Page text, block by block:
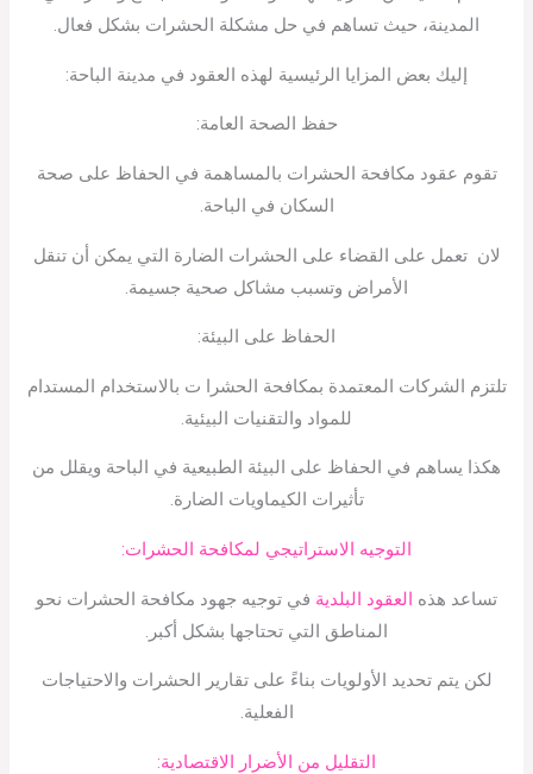
المدينة، حيث تساهم في حل مشكلة الحشرات بشكل فعال.
إليك بعض المزايا الرئيسية لهذه العقود في مدينة الباحة:
حفظ الصحة العامة:
تقوم عقود مكافحة الحشرات بالمساهمة في الحفاظ على صحة
السكان في الباحة.
لان تعمل على القضاء على الحشرات الضارة التي يمكن أن تنقل
الأمراض وتسبب مشاكل صحية جسيمة.
الحفاظ على البيئة:
تلتزم الشركات المعتمدة بمكافحة الحشرا ت بالاستخدام المستدام
للمواد والتقنيات البيئية.
هكذا يساهم في الحفاظ على البيئة الطبيعية في الباحة ويقلل من
تأثيرات الكيماويات الضارة.
التوجيه الاستراتيجي لمكافحة الحشرات:
تساعد هذه العقود البلدية في توجيه جهود مكافحة الحشرات نحو
المناطق التي تحتاجها بشكل أكبر.
لكن يتم تحديد الأولويات بناءً على تقارير الحشرات والاحتياجات
الفعلية.
التقليل من الأضرار الاقتصادية: